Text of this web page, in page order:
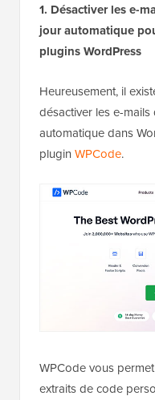
1. Désactiver les e-
jour automatique
plugins WordPress
Heureusement, il
désactiver les e-
automatique dans
plugin WPCode.
WPCode vous
extraits de code